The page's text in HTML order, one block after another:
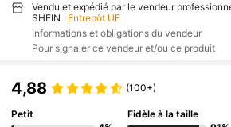
Vendu et expédié par le vendeur
SHEIN
Entrepôt UE
Informations et obligations du vendeur
Pour signaler ce vendeur et/ou ce produit
4,88 (100+)
Petit
Fidèle à la taille